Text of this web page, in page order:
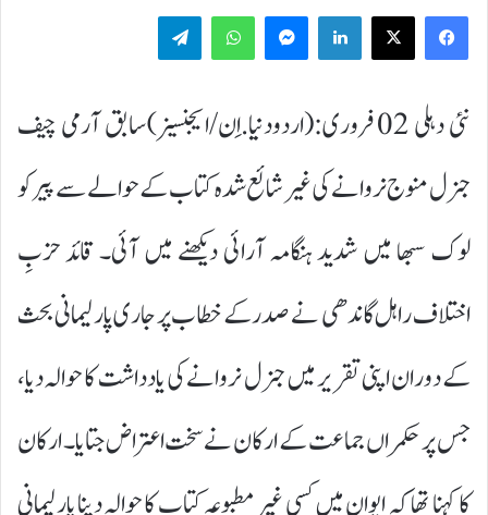
LinkedIn
WhatsApp
نئی دہلی 02 فروری:(اردودنیا.اِن/ایجنسیز)سابق آرمی چیف
جنرل منوج نروانے کی غیر شائع شدہ کتاب کے حوالے سے پیر کو
لوک سبھا میں شدید ہنگامہ آرائی دیکھنے میں آئی۔ قائد حزبِ
اختلاف راہل گاندھی نے صدر کے خطاب پر جاری پارلیمانی بحث
کے دوران اپنی تقریر میں جنرل نروانے کی یادداشت کا حوالہ دیا،
جس پر حکمراں جماعت کے ارکان نے سخت اعتراض جتایا۔ ارکان
کا کہنا تھا کہ ایوان میں کسی غیر مطبوعہ کتاب کا حوالہ دینا پارلیمانی